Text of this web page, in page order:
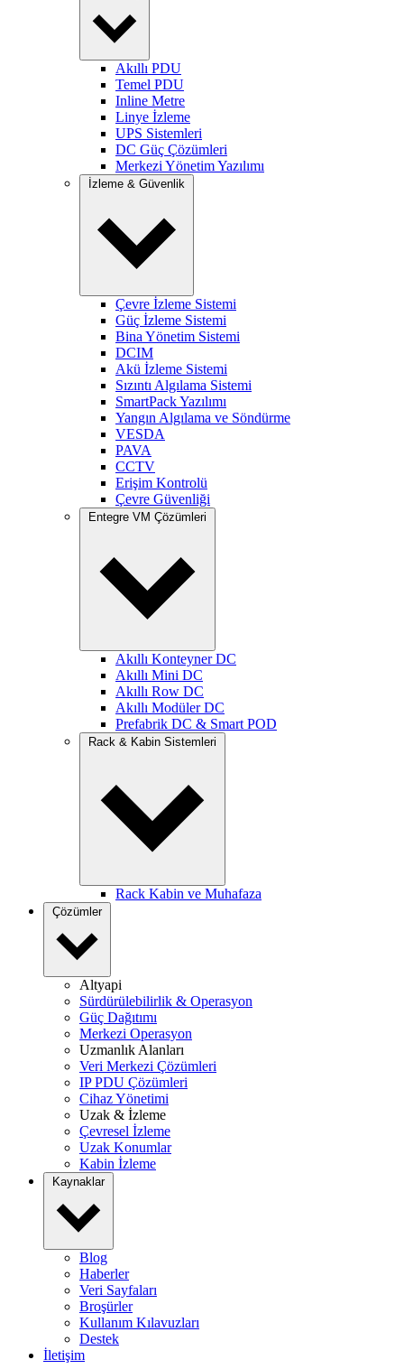
Akıllı PDU
Temel PDU
Inline Metre
Linye İzleme
UPS Sistemleri
DC Güç Çözümleri
Merkezi Yönetim Yazılımı
İzleme & Güvenlik
Çevre İzleme Sistemi
Güç İzleme Sistemi
Bina Yönetim Sistemi
DCIM
Akü İzleme Sistemi
Sızıntı Algılama Sistemi
SmartPack Yazılımı
Yangın Algılama ve Söndürme
VESDA
PAVA
CCTV
Erişim Kontrolü
Çevre Güvenliği
Entegre VM Çözümleri
Akıllı Konteyner DC
Akıllı Mini DC
Akıllı Row DC
Akıllı Modüler DC
Prefabrik DC & Smart POD
Rack & Kabin Sistemleri
Rack Kabin ve Muhafaza
Çözümler
Altyapi
Sürdürülebilirlik & Operasyon
Güç Dağıtımı
Merkezi Operasyon
Uzmanlık Alanları
Veri Merkezi Çözümleri
IP PDU Çözümleri
Cihaz Yönetimi
Uzak & İzleme
Çevresel İzleme
Uzak Konumlar
Kabin İzleme
Kaynaklar
Blog
Haberler
Veri Sayfaları
Broşürler
Kullanım Kılavuzları
Destek
İletişim